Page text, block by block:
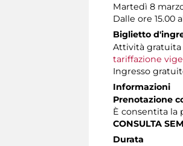
Martedì 8
Dalle ore 15.00
Biglietto
Attività gratuita
tariffazione
Ingresso
Informazioni
Prenotazione
È consentita la
CONSULTA
Durata